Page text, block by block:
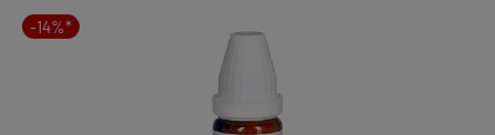
-14%*